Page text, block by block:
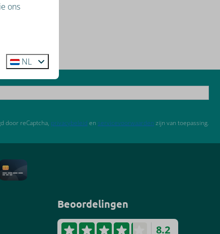
door reCaptcha, privacybeleid en servicevoorwaarden zijn van toepassing.
Beoordelingen
8.2
ons
NL